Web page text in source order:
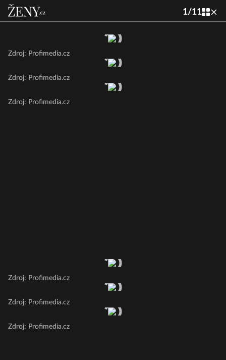
1/11
Zdroj: Profimedia.cz
Zdroj: Profimedia.cz
Zdroj: Profimedia.cz
Zdroj: Profimedia.cz
Zdroj: Profimedia.cz
Zdroj: Profimedia.cz